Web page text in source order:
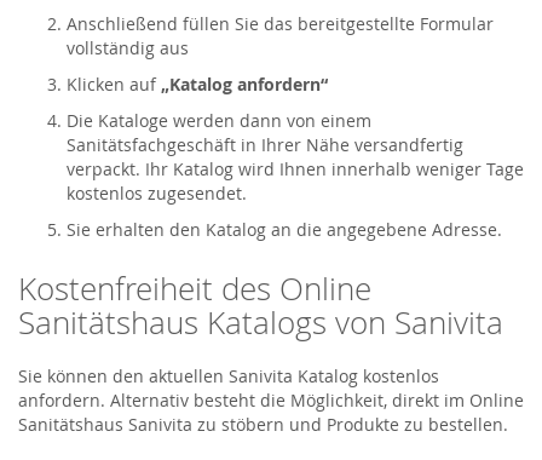
Anschließend füllen Sie das bereitgestellte Formular
vollständig aus
Klicken auf „Katalog anfordern“
Die Kataloge werden dann von einem
Sanitätsfachgeschäft in Ihrer Nähe versandfertig
verpackt. Ihr Katalog wird Ihnen innerhalb weniger Tage
kostenlos zugesendet.
Sie erhalten den Katalog an die angegebene Adresse.
Kostenfreiheit des Online
Sanitätshaus Katalogs von Sanivita
Sie können den aktuellen Sanivita Katalog kostenlos
anfordern. Alternativ besteht die Möglichkeit, direkt im Online
Sanitätshaus Sanivita zu stöbern und Produkte zu bestellen.